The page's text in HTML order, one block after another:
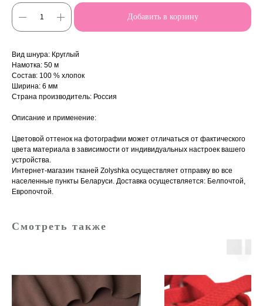
Добавить в корзину
Вид шнура: Круглый
Намотка: 50 м
Состав: 100 % хлопок
Ширина: 6 мм
Страна производитель: Россия
Описание и применение:
Цветовой оттенок на фотографии может отличаться от фактического
цвета материала в зависимости от индивидуальных настроек вашего
устройства.
Интернет-магазин тканей Zolyshka осуществляет отправку во все
населенные пункты Беларуси. Доставка осуществляется: Белпочтой,
Европочтой.
Смотреть также